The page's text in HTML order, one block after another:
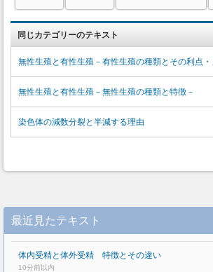
同じカテゴリーのテキスト
無性生殖と有性生殖－有性生殖の種類とその利点・
無性生殖と有性生殖－無性生殖の種類と特徴－
染色体の減数分裂と半減する理由
最近見たテキスト
体内受精と体外受精 特徴とその違い
10分前以内